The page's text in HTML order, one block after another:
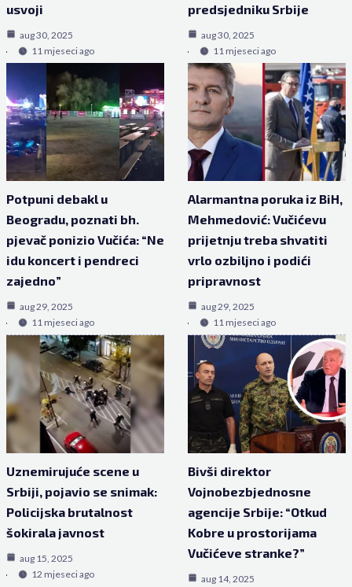
usvoji
aug 30, 2025
11 mjeseci ago
predsjedniku Srbije
aug 30, 2025
11 mjeseci ago
Potpuni debakl u
Beogradu, poznati bh.
pjevač ponizio Vučića: “Ne
idu koncert i pendreci
zajedno”
aug 29, 2025
11 mjeseci ago
Alarmantna poruka iz BiH,
Mehmedović: Vučićevu
prijetnju treba shvatiti
vrlo ozbiljno i podići
pripravnost
aug 29, 2025
11 mjeseci ago
Uznemirujuće scene u
Srbiji, pojavio se snimak:
Policijska brutalnost
šokirala javnost
aug 15, 2025
12 mjeseci ago
Bivši direktor
Vojnobezbjednosne
agencije Srbije: “Otkud
Kobre u prostorijama
Vučićeve stranke?”
aug 14, 2025